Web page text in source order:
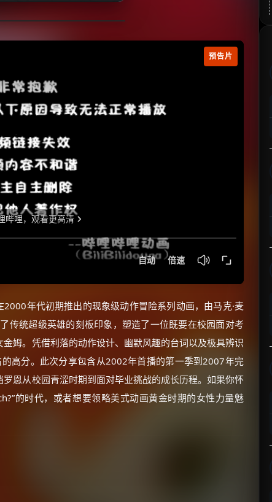
预告片
年代初期推出的现象级动作冒险系列动画，由马克·麦
传统超级英雄的刻板印象，塑造了一位既要在校园面对考
姆。凭借利落的动作设计、幽默风趣的台词以及极具辨识
高分。此次分享包含从2002年首播的第一季到2007年完
恩从校园青涩时期到面对毕业挑战的成长历程。如果你怀
的时代，或者想要领略美式动画黄金时期的女性力量魅